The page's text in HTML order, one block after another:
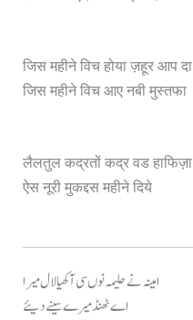
जिस महीने विच होया ज़हूर आप दा
जिस महीने विच आए नबी मुस्तफा
लैलतुल कद्रतों कद्र वड हाफिज़ा
ऐस नूरी मुकद्दस महीने दिये
امینہ نے حلیمہ نوں سی آکھیا لال میرا
اے ٹھنڈ میرے سینے دیئے